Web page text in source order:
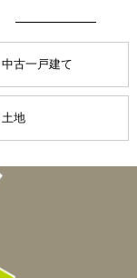
中古一戸建て
土地